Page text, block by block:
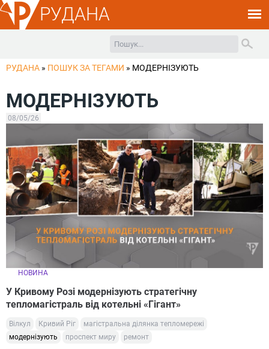
РУДАНА
РУДАНА » ПОШУК ЗА ТЕГАМИ » МОДЕРНІЗУЮТЬ
МОДЕРНІЗУЮТЬ
08/05/26
НОВИНА
У Кривому Розі модернізують стратегічну
тепломагістраль від котельні «Гігант»
Вілкул Кривий Ріг
магістральна ділянка тепломережі
модернізують
проспект миру ремонт